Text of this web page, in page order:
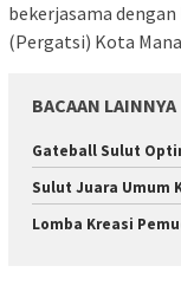
bekerjasama
(Pergatsi) Kota
BACAAN LAINNYA
Gateball Sulut
Sulut Juara Umum
Lomba Kreasi